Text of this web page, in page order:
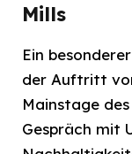
Mills
Ein
der Auftritt
Mainstage
Gespräch mit